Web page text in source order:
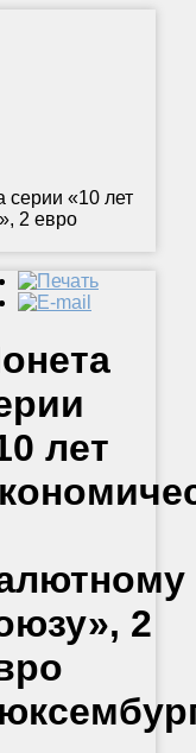
серии «10 лет
2 евро
лет
2